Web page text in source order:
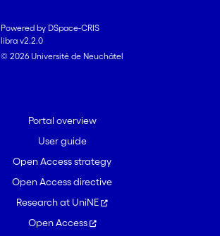
Powered by DSpace-CRIS
libra v2.2.0
© 2026 Université de Neuchâtel
Portal overview
User guide
Open Access strategy
Open Access directive
Research at UniNE
Open Access